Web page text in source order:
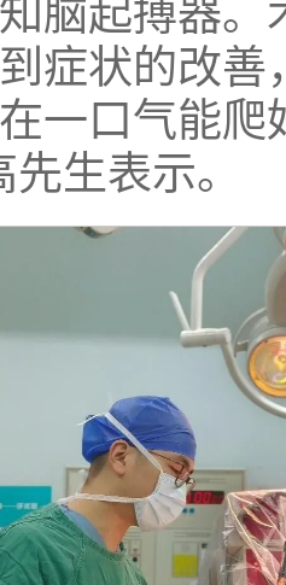
脑起搏器
症状的改
一口气能
生表示。